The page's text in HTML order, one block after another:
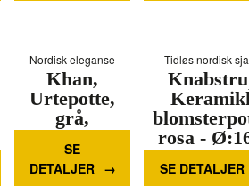
Nordisk eleganse
Khan,
Urtepotte,
grå,
steingods
SE
DETALJER
Mer informasjon
Tidløs nordisk
rosa -
cm
SE DETALJER
Mer